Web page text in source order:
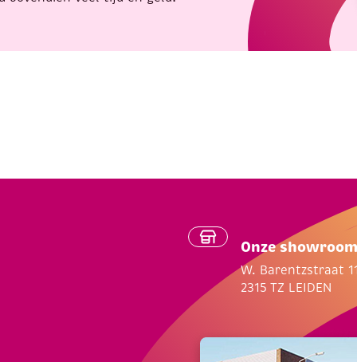
Onze showroom
W. Barentzstraat
2315 TZ LEIDEN